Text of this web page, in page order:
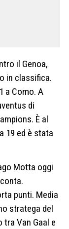
il Genoa,
in classifica.
a Como. A
di
È al
19 ed è stata
Motta oggi
punti. Media
stratega del
Van Gaal e